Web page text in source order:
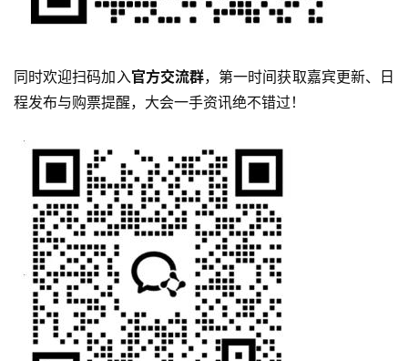
同时欢迎扫码加入官方交流群，第一时间获取嘉宾更新、日
程发布与购票提醒，大会一手资讯绝不错过！